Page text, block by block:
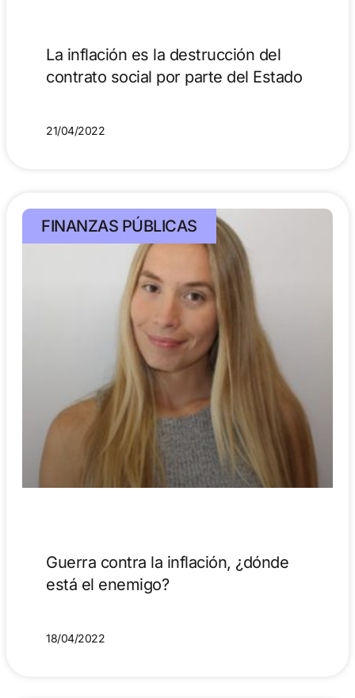
La inflación es la destrucción del
contrato social por parte del Estado
21/04/2022
FINANZAS PÚBLICAS
Guerra contra la inflación, ¿dónde
está el enemigo?
18/04/2022